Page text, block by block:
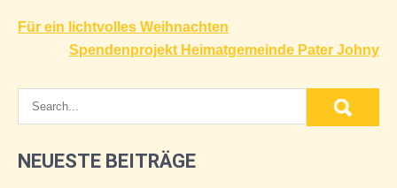
Beitragsnavigation
Für ein lichtvolles Weihnachten
Spendenprojekt Heimatgemeinde Pater Johny
NEUESTE BEITRÄGE